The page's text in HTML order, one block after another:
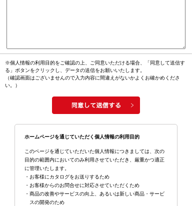
※個人情報の利用目的をご確認の上、ご同意いただける場合、「同意して送信す
る」ボタンをクリックし、データの送信をお願いいたします。
（確認画面はございませんので入力内容に間違えがないかよくお確かめくださ
い。）
ホームページを通じていただく個人情報の利用目的
このページを通じていただいた個人情報につきましては、次の
目的の範囲内においてのみ利用させていただき、厳重かつ適正
に管理いたします。
・お客様にカタログをお送りするため
・お客様からのお問合せに対応させていただくため
・商品の改善やサービスの向上、あるいは新しい商品・サービ
スの開発のため